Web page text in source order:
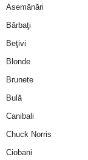
Asemănări
Bărbaţi
Beţivi
Blonde
Brunete
Bulă
Canibali
Chuck Norris
Ciobani